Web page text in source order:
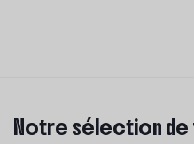
Notre sélection de